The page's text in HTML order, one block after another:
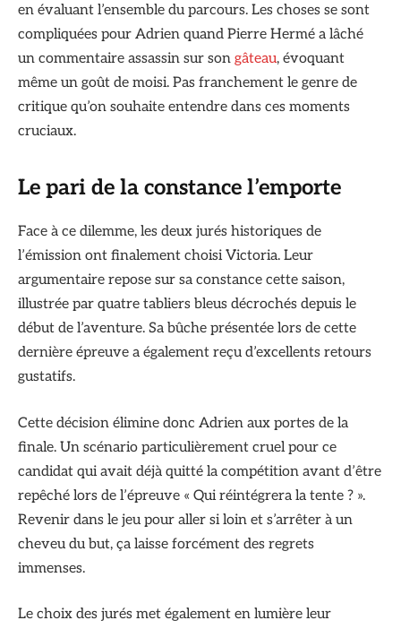
en évaluant l’ensemble du parcours. Les choses se sont
compliquées pour Adrien quand Pierre Hermé a lâché
un commentaire assassin sur son gâteau, évoquant
même un goût de moisi. Pas franchement le genre de
critique qu’on souhaite entendre dans ces moments
cruciaux.
Le pari de la constance l’emporte
Face à ce dilemme, les deux jurés historiques de
l’émission ont finalement choisi Victoria. Leur
argumentaire repose sur sa constance cette saison,
illustrée par quatre tabliers bleus décrochés depuis le
début de l’aventure. Sa bûche présentée lors de cette
dernière épreuve a également reçu d’excellents retours
gustatifs.
Cette décision élimine donc Adrien aux portes de la
finale. Un scénario particulièrement cruel pour ce
candidat qui avait déjà quitté la compétition avant d’être
repêché lors de l’épreuve « Qui réintégrera la tente ? ».
Revenir dans le jeu pour aller si loin et s’arrêter à un
cheveu du but, ça laisse forcément des regrets
immenses.
Le choix des jurés met également en lumière leur